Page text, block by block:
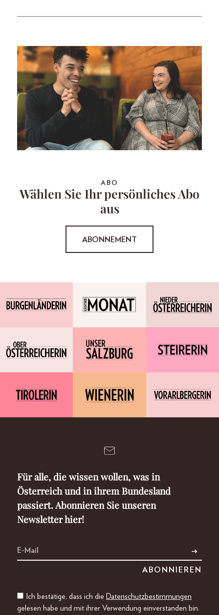
ABO
Wählen Sie Ihr persönliches Abo
aus
ABONNEMENT
Für alle, die wissen wollen, was in
Österreich und in ihrem Bundesland
passiert. Abonnieren Sie unseren
Newsletter hier!
Ich bestätige, dass ich die Datenschutzbestimmungen
gelesen habe und mit ihrer Verwendung einverstanden bin.